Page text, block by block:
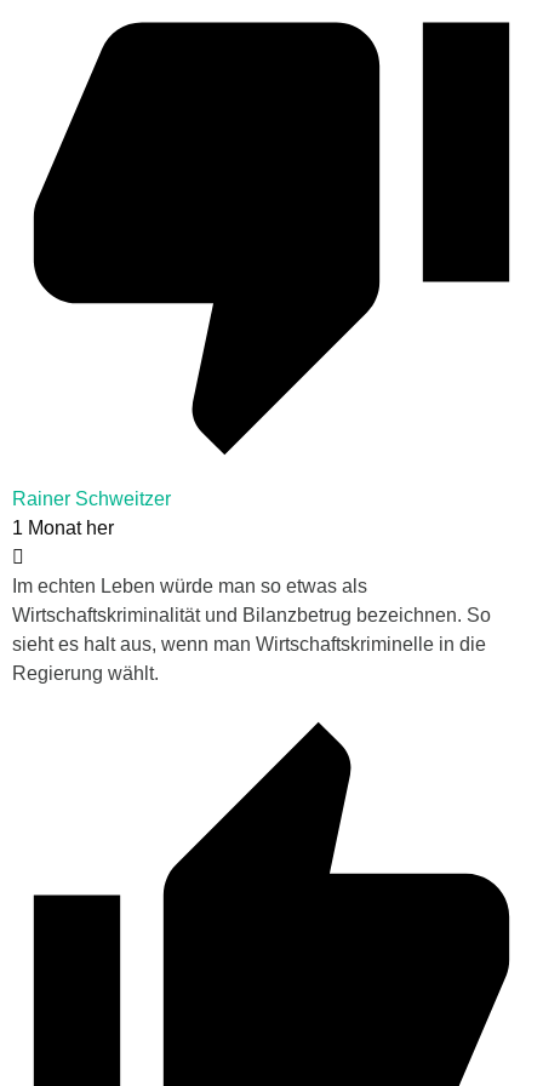
Rainer Schweitzer
1 Monat her
Im echten Leben würde man so etwas als
Wirtschaftskriminalität und Bilanzbetrug bezeichnen. So
sieht es halt aus, wenn man Wirtschaftskriminelle in die
Regierung wählt.